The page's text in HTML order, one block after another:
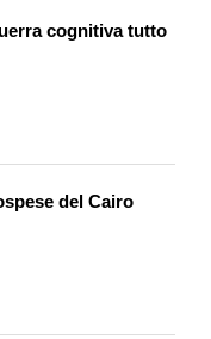
cognitiva tutto
del Cairo